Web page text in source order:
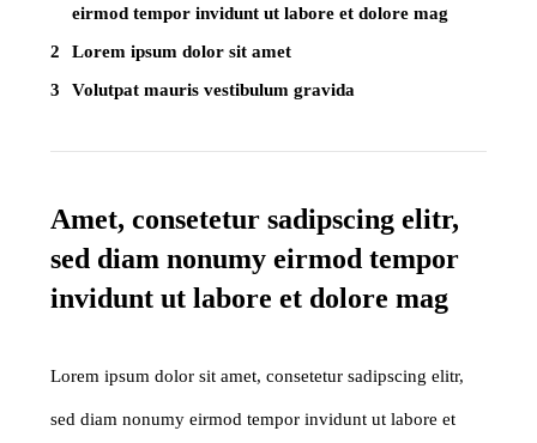
eirmod tempor invidunt ut labore et dolore mag
Lorem ipsum dolor sit amet
Volutpat mauris vestibulum gravida
Amet, consetetur sadipscing elitr,
sed diam nonumy eirmod tempor
invidunt ut labore et dolore mag
Lorem ipsum dolor sit amet, consetetur sadipscing elitr,
sed diam nonumy eirmod tempor invidunt ut labore et